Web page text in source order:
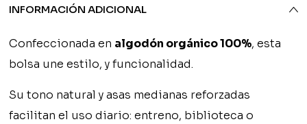
INFORMACIÓN ADICIONAL
Confeccionada en algodón orgánico 100%, esta
bolsa une estilo, y funcionalidad.
Su tono natural y asas medianas reforzadas
facilitan el uso diario: entreno, biblioteca o